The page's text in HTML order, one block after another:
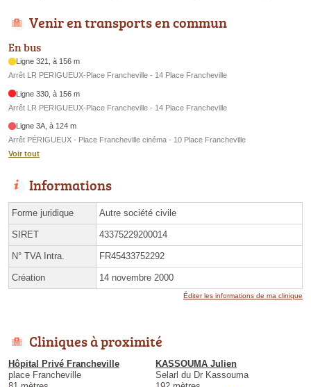
Venir en transports en commun
En bus
Ligne 321, à 156 m
Arrêt LR PERIGUEUX-Place Francheville - 14 Place Francheville
Ligne 330, à 156 m
Arrêt LR PERIGUEUX-Place Francheville - 14 Place Francheville
Ligne 3A, à 124 m
Arrêt PÉRIGUEUX - Place Francheville cinéma - 10 Place Francheville
Voir tout
Informations
Forme juridique Autre société civile
SIRET 43375229200014
N° TVA Intra. FR45433752292
Création 14 novembre 2000
Éditer les informations de ma clinique
Cliniques à proximité
Hôpital Privé Francheville
place Francheville
KASSOUMA Julien
Selarl du Dr Kassouma